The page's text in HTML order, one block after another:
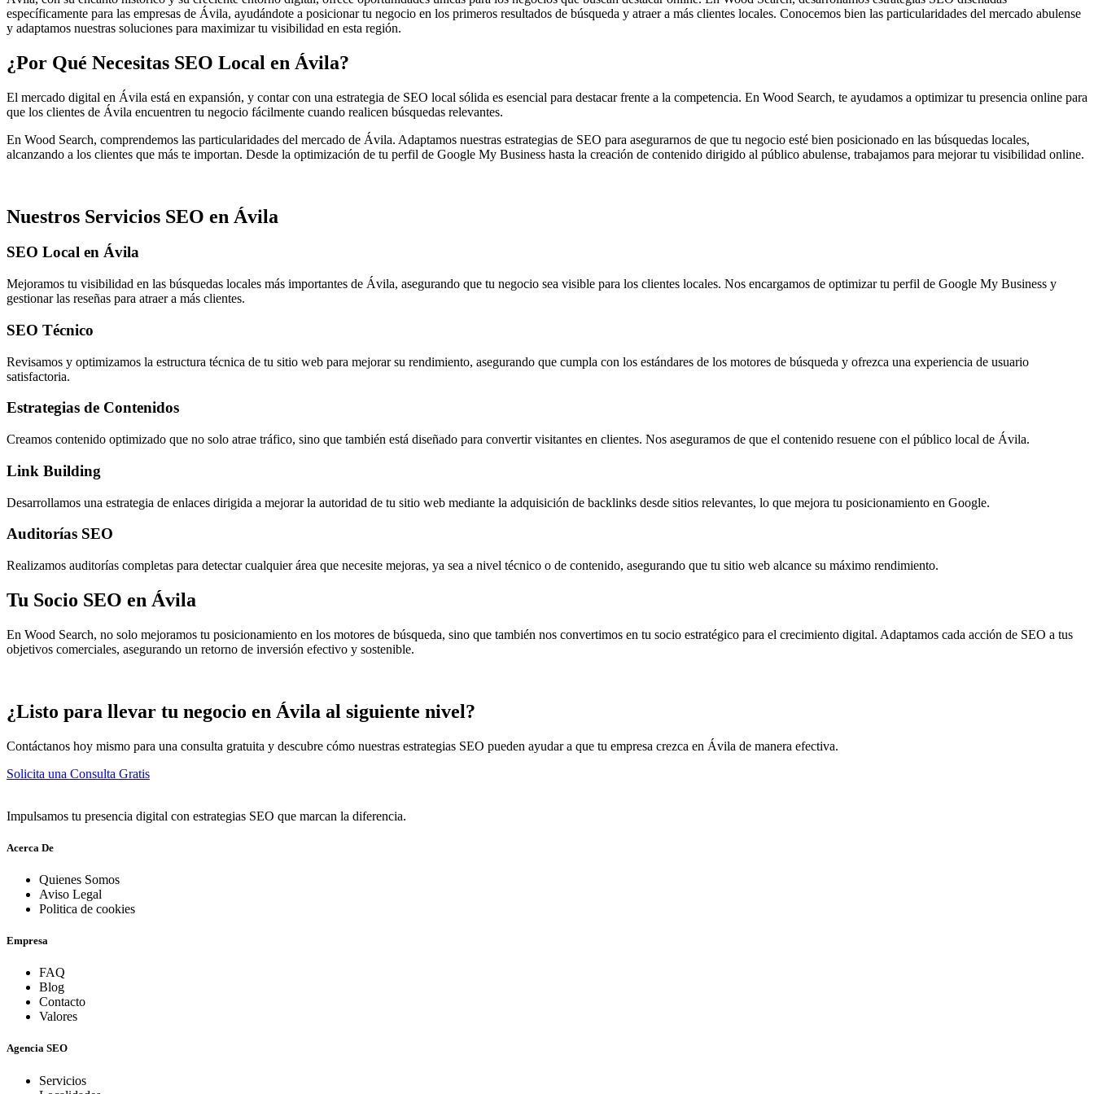
específicamente para las empresas de Ávila, ayudándote a posicionar tu negocio en los primeros resultados de búsqueda y atraer a más clientes locales. Conocemos bien las particularidades del mercado abulense
y adaptamos nuestras soluciones para maximizar tu visibilidad en esta región.
¿Por Qué Necesitas SEO Local en Ávila?
El mercado digital en Ávila está en expansión, y contar con una estrategia de SEO local sólida es esencial para destacar frente a la competencia. En Wood Search, te ayudamos a optimizar tu presencia online para
que los clientes de Ávila encuentren tu negocio fácilmente cuando realicen búsquedas relevantes.
En Wood Search, comprendemos las particularidades del mercado de Ávila. Adaptamos nuestras estrategias de SEO para asegurarnos de que tu negocio esté bien posicionado en las búsquedas locales,
alcanzando a los clientes que más te importan. Desde la optimización de tu perfil de Google My Business hasta la creación de contenido dirigido al público abulense, trabajamos para mejorar tu visibilidad online.
Nuestros Servicios SEO en Ávila
SEO Local en Ávila
Mejoramos tu visibilidad en las búsquedas locales más importantes de Ávila, asegurando que tu negocio sea visible para los clientes locales. Nos encargamos de optimizar tu perfil de Google My Business y
gestionar las reseñas para atraer a más clientes.
SEO Técnico
Revisamos y optimizamos la estructura técnica de tu sitio web para mejorar su rendimiento, asegurando que cumpla con los estándares de los motores de búsqueda y ofrezca una experiencia de usuario
satisfactoria.
Estrategias de Contenidos
Creamos contenido optimizado que no solo atrae tráfico, sino que también está diseñado para convertir visitantes en clientes. Nos aseguramos de que el contenido resuene con el público local de Ávila.
Link Building
Desarrollamos una estrategia de enlaces dirigida a mejorar la autoridad de tu sitio web mediante la adquisición de backlinks desde sitios relevantes, lo que mejora tu posicionamiento en Google.
Auditorías SEO
Realizamos auditorías completas para detectar cualquier área que necesite mejoras, ya sea a nivel técnico o de contenido, asegurando que tu sitio web alcance su máximo rendimiento.
Tu Socio SEO en Ávila
En Wood Search, no solo mejoramos tu posicionamiento en los motores de búsqueda, sino que también nos convertimos en tu socio estratégico para el crecimiento digital. Adaptamos cada acción de SEO a tus
objetivos comerciales, asegurando un retorno de inversión efectivo y sostenible.
¿Listo para llevar tu negocio en Ávila al siguiente nivel?
Contáctanos hoy mismo para una consulta gratuita y descubre cómo nuestras estrategias SEO pueden ayudar a que tu empresa crezca en Ávila de manera efectiva.
Solicita una Consulta Gratis
Impulsamos tu presencia digital con estrategias SEO que marcan la diferencia.
Acerca De
Quienes Somos
Aviso Legal
Politica de cookies
Empresa
FAQ
Blog
Contacto
Valores
Agencia SEO
Servicios